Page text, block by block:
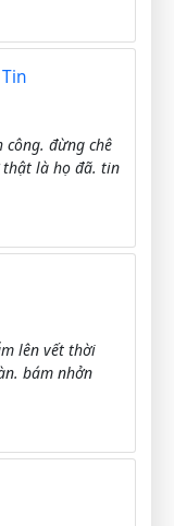
đừng chê
là họ đã. tin
lên vết thời
bám nhởn